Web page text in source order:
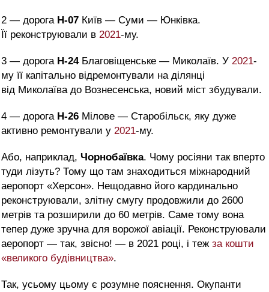
2 — дорога Н-07 Київ — Суми — Юнківка.
Її реконструювали в 2021-му.
3 — дорога Н-24Благовіщенське — Миколаїв. У 2021-
му її капітально відремонтували на ділянці
від Миколаїва до Вознесенська, новий міст збудували.
4 — дорога Н-26 Мілове — Старобільск, яку дуже
активно ремонтували у 2021-му.
Або, наприклад, Чорнобаївка. Чому росіяни так вперто
туди лізуть? Тому що там знаходиться міжнародний
аеропорт «Херсон». Нещодавно його кардинально
реконструювали, злітну смугу продовжили до 2600
метрів та розширили до 60 метрів. Саме тому вона
тепер дуже зручна для ворожої авіації. Реконструювали
аеропорт — так, звісно! — в 2021 році, і теж за кошти
«великого будівництва».
Так, усьому цьому є розумне пояснення. Окупанти